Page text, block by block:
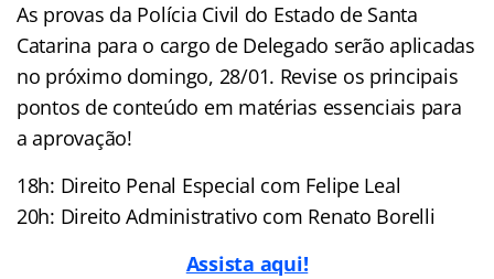
As provas da Polícia Civil do Estado de Santa
Catarina para o cargo de Delegado serão aplicadas
no próximo domingo, 28/01. Revise os principais
pontos de conteúdo em matérias essenciais para
a aprovação!
18h: Direito Penal Especial com Felipe Leal
20h: Direito Administrativo com Renato Borelli
Assista aqui!